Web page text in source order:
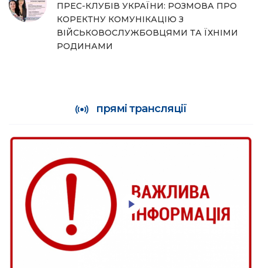
ПРЕС-КЛУБІВ УКРАЇНИ: РОЗМОВА ПРО
КОРЕКТНУ КОМУНІКАЦІЮ З
ВІЙСЬКОВОСЛУЖБОВЦЯМИ ТА ЇХНІМИ
РОДИНАМИ
прямі трансляції